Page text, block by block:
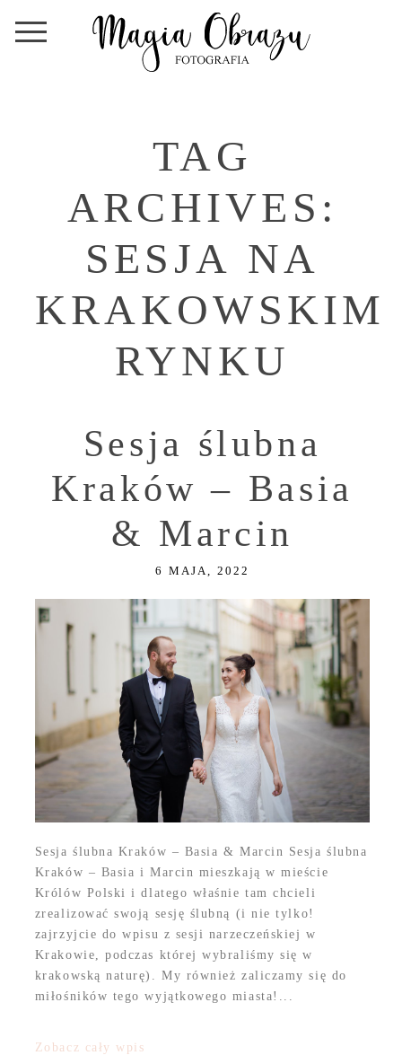
TAG
ARCHIVES:
SESJA NA
KRAKOWSKIM
RYNKU
Sesja ślubna
Kraków – Basia
& Marcin
6 MAJA, 2022
Sesja ślubna Kraków – Basia & Marcin Sesja ślubna
Kraków – Basia i Marcin mieszkają w mieście
Królów Polski i dlatego właśnie tam chcieli
zrealizować swoją sesję ślubną (i nie tylko!
zajrzyjcie do wpisu z sesji narzeczeńskiej w
Krakowie, podczas której wybraliśmy się w
krakowską naturę). My również zaliczamy się do
miłośników tego wyjątkowego miasta!...
Zobacz cały wpis